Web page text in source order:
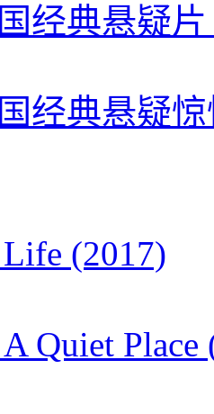
经典悬疑
经典悬疑
(2017)
Quiet Place